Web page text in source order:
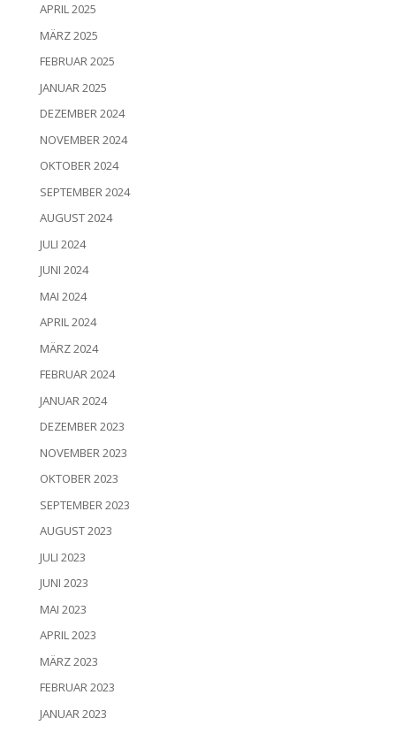
APRIL 2025
MÄRZ 2025
FEBRUAR 2025
JANUAR 2025
DEZEMBER 2024
NOVEMBER 2024
OKTOBER 2024
SEPTEMBER 2024
AUGUST 2024
JULI 2024
JUNI 2024
MAI 2024
APRIL 2024
MÄRZ 2024
FEBRUAR 2024
JANUAR 2024
DEZEMBER 2023
NOVEMBER 2023
OKTOBER 2023
SEPTEMBER 2023
AUGUST 2023
JULI 2023
JUNI 2023
MAI 2023
APRIL 2023
MÄRZ 2023
FEBRUAR 2023
JANUAR 2023